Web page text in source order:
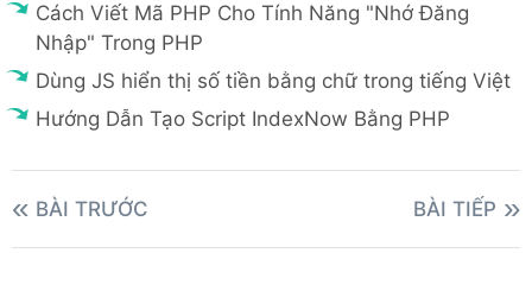
Cách Viết Mã PHP Cho Tính Năng "Nhớ Đăng
Nhập" Trong PHP
Dùng JS hiển thị số tiền bằng chữ trong tiếng Việt
Hướng Dẫn Tạo Script IndexNow Bằng PHP
BÀI TRƯỚC BÀI TIẾP